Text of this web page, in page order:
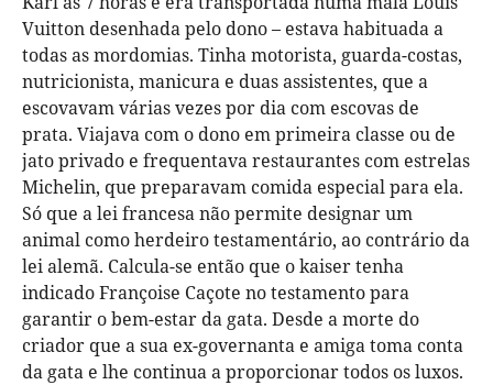
Vuitton desenhada pelo dono – estava habituada a
todas as mordomias. Tinha motorista, guarda-costas,
nutricionista, manicura e duas assistentes, que a
escovavam várias vezes por dia com escovas de
prata. Viajava com o dono em primeira classe ou de
jato privado e frequentava restaurantes com estrelas
Michelin, que preparavam comida especial para ela.
Só que a lei francesa não permite designar um
animal como herdeiro testamentário, ao contrário da
lei alemã. Calcula-se então que o kaiser tenha
indicado Françoise Caçote no testamento para
garantir o bem-estar da gata. Desde a morte do
criador que a sua ex-governanta e amiga toma conta
da gata e lhe continua a proporcionar todos os luxos.